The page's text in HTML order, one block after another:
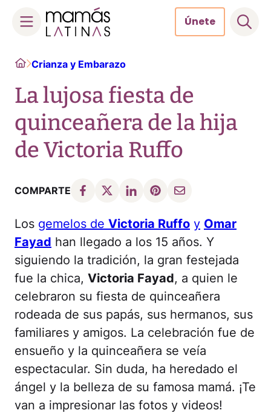
content
Únete
HomeCrianza y Embarazo
La lujosa fiesta de
quinceañera de la hija
de Victoria Ruffo
COMPARTE
Los gemelos de Victoria Ruffo y Omar
Fayad han llegado a los 15 años. Y
siguiendo la tradición, la gran festejada
fue la chica, Victoria Fayad, a quien le
celebraron su fiesta de quinceañera
rodeada de sus papás, sus hermanos, sus
familiares y amigos. La celebración fue de
ensueño y la quinceañera se veía
espectacular. Sin duda, ha heredado el
ángel y la belleza de su famosa mamá. ¡Te
van a impresionar las fotos y videos!